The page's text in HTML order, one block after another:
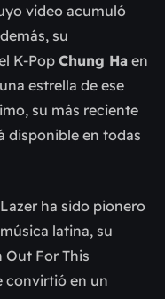
video acumuló
su
K-Pop Chung Ha en
estrella de ese
su más reciente
disponible en todas
ha sido pionero
latina, su
Out For This
convirtió en un